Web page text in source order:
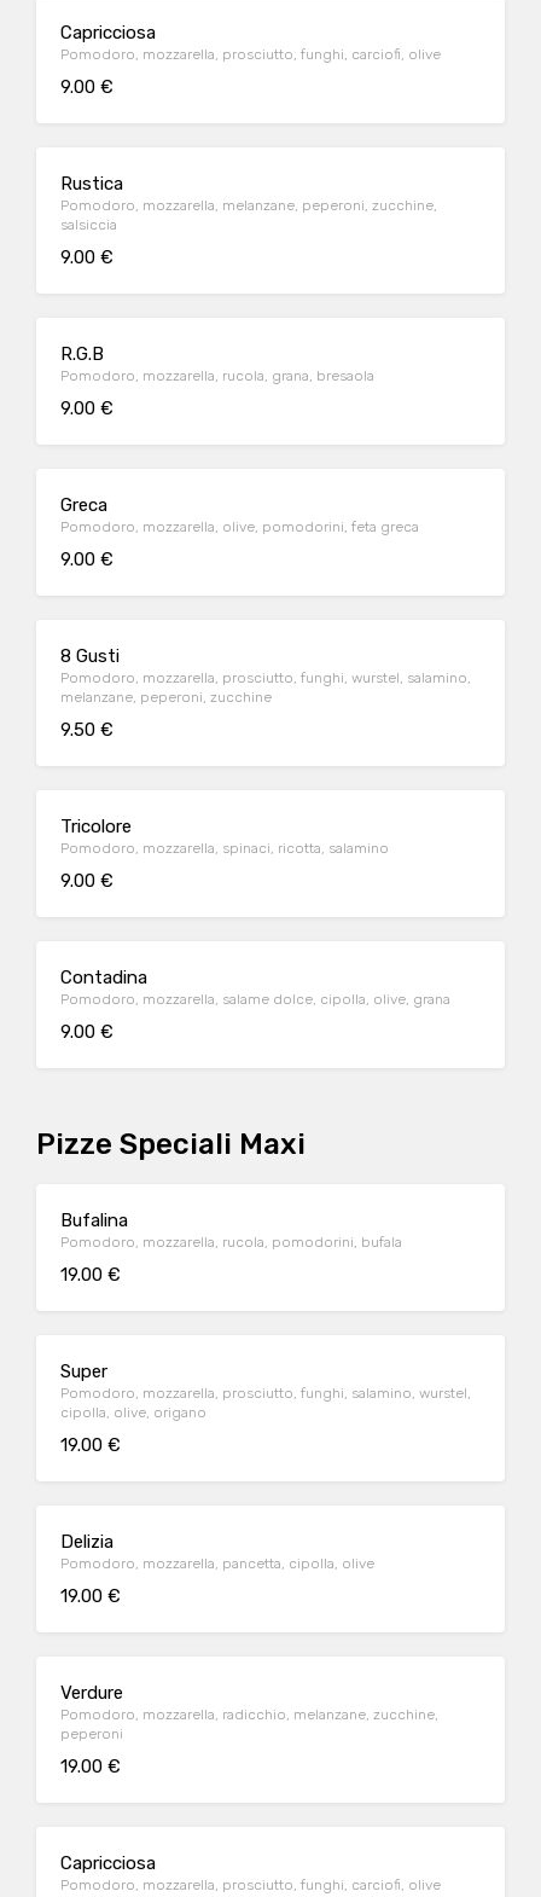
Capricciosa
Pomodoro, mozzarella, prosciutto, funghi, carciofi, olive
9.00 €
Rustica
Pomodoro, mozzarella, melanzane, peperoni, zucchine,
salsiccia
9.00 €
R.G.B
Pomodoro, mozzarella, rucola, grana, bresaola
9.00 €
Greca
Pomodoro, mozzarella, olive, pomodorini, feta greca
9.00 €
8 Gusti
Pomodoro, mozzarella, prosciutto, funghi, wurstel, salamino,
melanzane, peperoni, zucchine
9.50 €
Tricolore
Pomodoro, mozzarella, spinaci, ricotta, salamino
9.00 €
Contadina
Pomodoro, mozzarella, salame dolce, cipolla, olive, grana
9.00 €
Pizze Speciali Maxi
Bufalina
Pomodoro, mozzarella, rucola, pomodorini, bufala
19.00 €
Super
Pomodoro, mozzarella, prosciutto, funghi, salamino, wurstel,
cipolla, olive, origano
19.00 €
Delizia
Pomodoro, mozzarella, pancetta, cipolla, olive
19.00 €
Verdure
Pomodoro, mozzarella, radicchio, melanzane, zucchine,
peperoni
19.00 €
Capricciosa
Pomodoro, mozzarella, prosciutto, funghi, carciofi, olive